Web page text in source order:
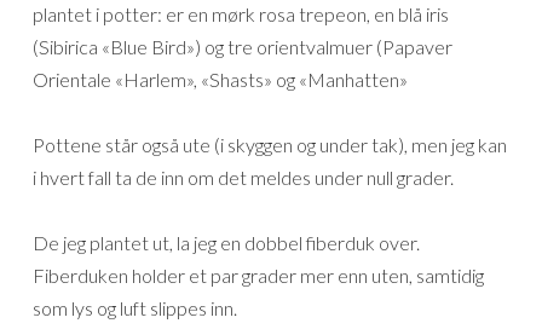
plantet i potter: er en mørk rosa trepeon, en blå iris
(Sibirica «Blue Bird») og tre orientvalmuer (Papaver
Orientale «Harlem», «Shasts» og «Manhatten»
Pottene står også ute (i skyggen og under tak), men jeg kan
i hvert fall ta de inn om det meldes under null grader.
De jeg plantet ut, la jeg en dobbel fiberduk over.
Fiberduken holder et par grader mer enn uten, samtidig
som lys og luft slippes inn.